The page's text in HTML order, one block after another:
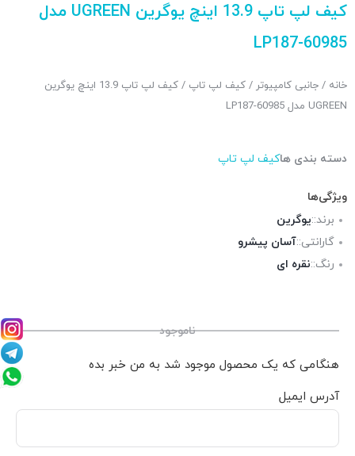
کیف لپ تاپ 13.9 اینچ یوگرین UGREEN مدل
LP187-60985
خانه / جانبی کامپیوتر / کیف لپ تاپ
/ کیف لپ تاپ 13.9 اینچ یوگرین
UGREEN مدل LP187-60985
دسته بندی هاکیف لپ تاپ
ویژگی‌ها
برند::یوگرین
گارانتی::آسان پیشرو
رنگ::نقره ای
ناموجود
هنگامی که یک محصول موجود شد به من خبر بده
آدرس ایمیل